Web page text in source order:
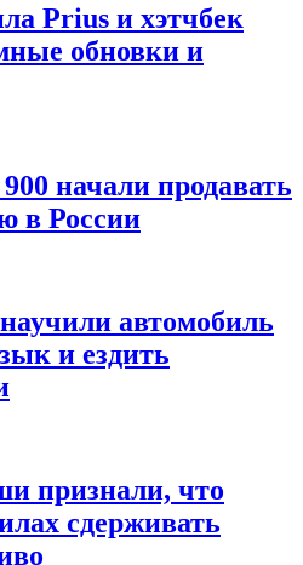
Prius и хэтчбек
обновки и
начали продавать
в России
автомобиль
и ездить
признали, что
сдерживать